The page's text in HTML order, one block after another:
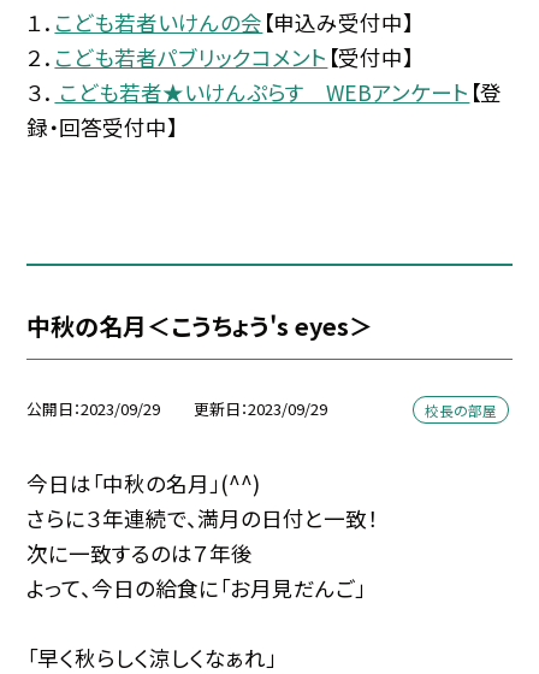
１． こども若者いけんの会 【申込み受付中】
２． こども若者パブリックコメント 【受付中】
３． こども若者★いけんぷらす WEBアンケート 【登
録・回答受付中】
中秋の名月＜こうちょう's eyes＞
公開日 2023/09/29 更新日 2023/09/29 校長の部屋
今日は「中秋の名月」(^^)
さらに３年連続で、満月の日付と一致！
次に一致するのは７年後
よって、今日の給食に「お月見だんご」
「早く秋らしく涼しくなぁれ」